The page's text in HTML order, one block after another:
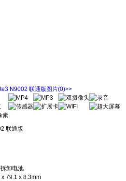
N9002 联通版图片(0)>>
联通版
卸电池
79.1 x 8.3mm